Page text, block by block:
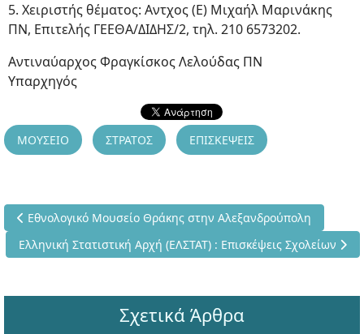
5. Χειριστής θέματος: Αντχος (Ε) Μιχαήλ Μαρινάκης
ΠΝ, Επιτελής ΓΕΕΘΑ/ΔΙΔΗΣ/2, τηλ. 210 6573202.
Αντιναύαρχος Φραγκίσκος Λελούδας ΠΝ
Υπαρχηγός
ΜΟΥΣΕΙΟ ΣΤΡΑΤΟΣ ΕΠΙΣΚΕΨΕΙΣ
Προηγούμενο άρθρο: Εθνολογικό Μουσείο Θράκης στην
Εθνολογικό Μουσείο Θράκης στην Αλεξανδρούπολη
Επόμενο άρθρο: Ελληνική Στατιστική Αρχή (ΕΛΣΤΑΤ) :
Ελληνική Στατιστική Αρχή (ΕΛΣΤΑΤ) : Επισκέψεις Σχολείων
Σχετικά Άρθρα